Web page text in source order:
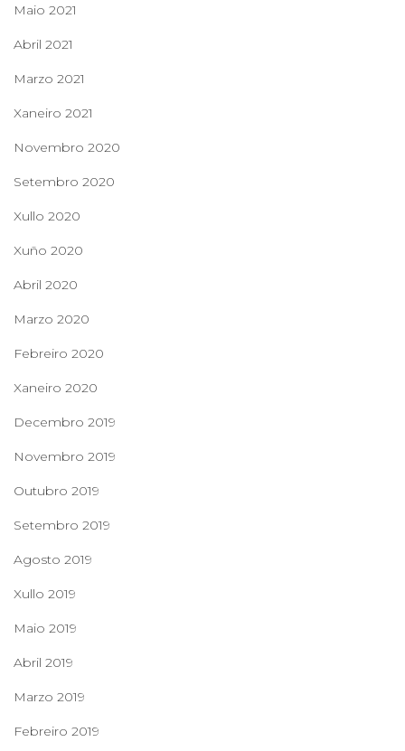
Maio 2021
Abril 2021
Marzo 2021
Xaneiro 2021
Novembro 2020
Setembro 2020
Xullo 2020
Xuño 2020
Abril 2020
Marzo 2020
Febreiro 2020
Xaneiro 2020
Decembro 2019
Novembro 2019
Outubro 2019
Setembro 2019
Agosto 2019
Xullo 2019
Maio 2019
Abril 2019
Marzo 2019
Febreiro 2019